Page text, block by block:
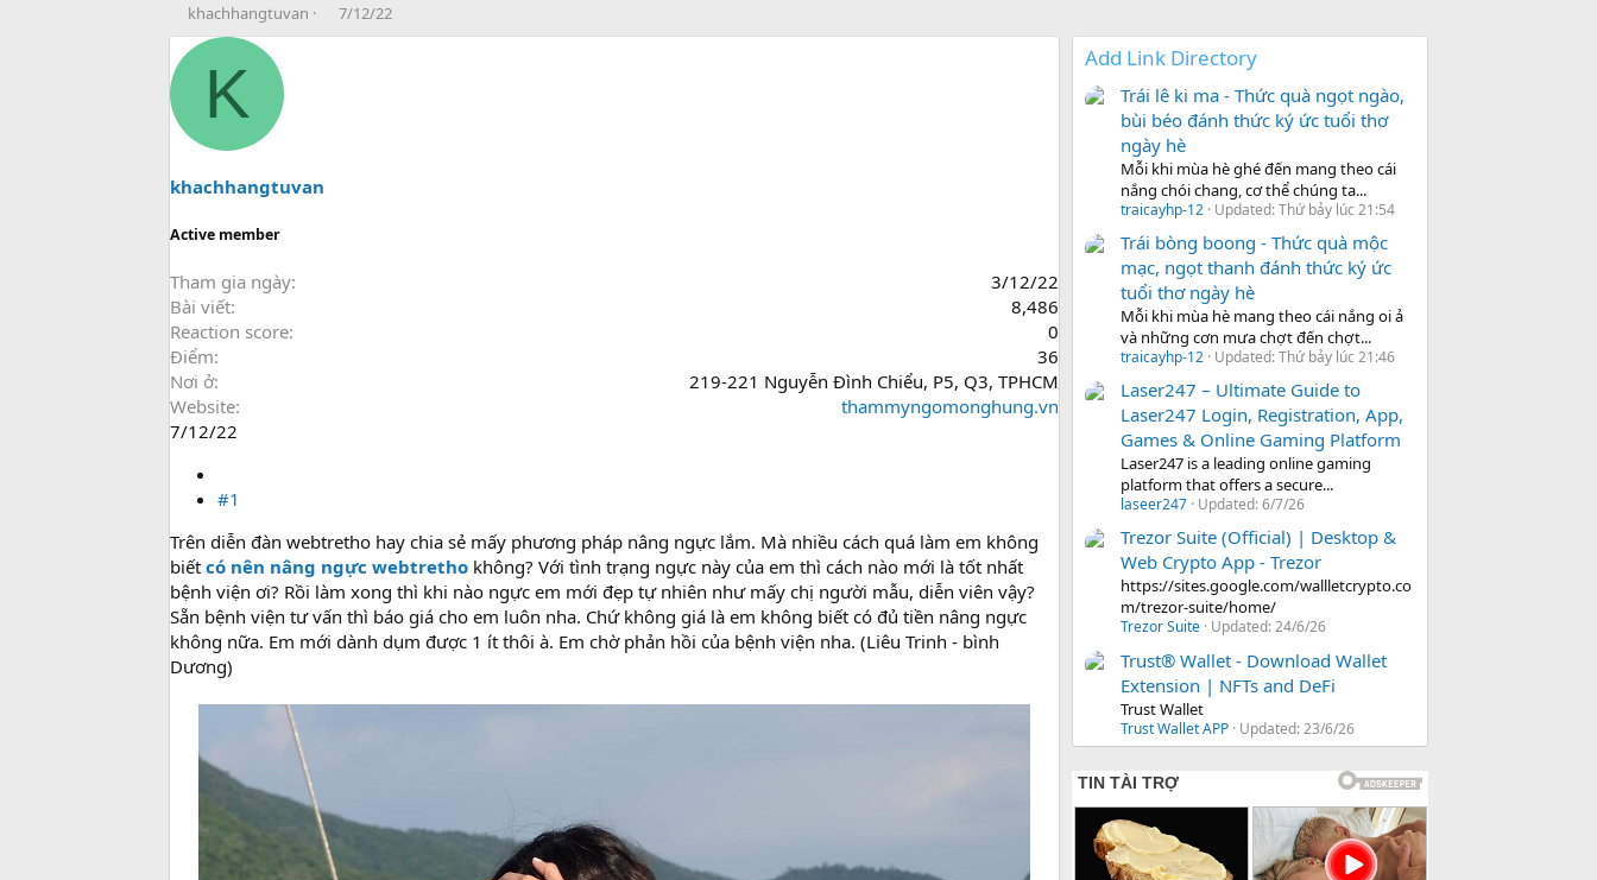
T
h
r
s
a
t
e
khachhangtuvan
N
g
7/12/22
K
khachhangtuvan
Active member
Tham gia ngày
3/12/22
Bài viết
8,486
Reaction score
0
Điểm
36
Nơi ở
219-221 Nguyễn Đình Chiểu, P5, Q3, TPHCM
Website
thammyngomonghung.vn
7/12/22
#1
Trên diễn đàn webtretho hay chia sẻ mấy phương pháp nâng ngực lắm. Mà nhiều cách quá làm em không
biết có nên nâng ngực webtretho không? Với tình trạng ngực này của em thì cách nào mới là tốt nhất
bệnh viện ơi? Rồi làm xong thì khi nào ngực em mới đẹp tự nhiên như mấy chị người mẫu, diễn viên vậy?
Sẵn bệnh viện tư vấn thì báo giá cho em luôn nha. Chứ không giá là em không biết có đủ tiền nâng ngực
không nữa. Em mới dành dụm được 1 ít thôi à. Em chờ phản hồi của bệnh viện nha. (Liêu Trinh - bình
Dương)
Add Link Directory
Trái lê ki ma - Thức quà ngọt ngào,
bùi béo đánh thức ký ức tuổi thơ
ngày hè
Mỗi khi mùa hè ghé đến mang theo cái
nắng chói chang, cơ thể chúng ta...
traicayhp-12 Updated:Thứ bảy lúc 21:54
Trái bòng boong - Thức quà mộc
mạc, ngọt thanh đánh thức ký ức
tuổi thơ ngày hè
Mỗi khi mùa hè mang theo cái nắng oi ả
và những cơn mưa chợt đến chợt...
traicayhp-12 Updated:Thứ bảy lúc 21:46
Laser247 – Ultimate Guide to
Laser247 Login, Registration, App,
Games & Online Gaming Platform
Laser247 is a leading online gaming
platform that offers a secure...
laseer247 Updated:6/7/26
Trezor Suite (Official) | Desktop &
Web Crypto App - Trezor
https://sites.google.com/wallletcrypto.co
m/trezor-suite/home/
Trezor Suite Updated:24/6/26
Trust® Wallet - Download Wallet
Extension | NFTs and DeFi
Trust Wallet
Trust Wallet APP Updated:23/6/26